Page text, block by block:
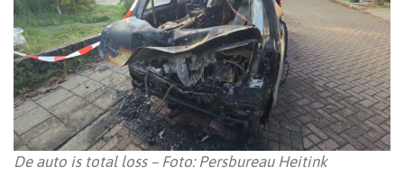
De auto is total loss – Foto: Persbureau Heitink